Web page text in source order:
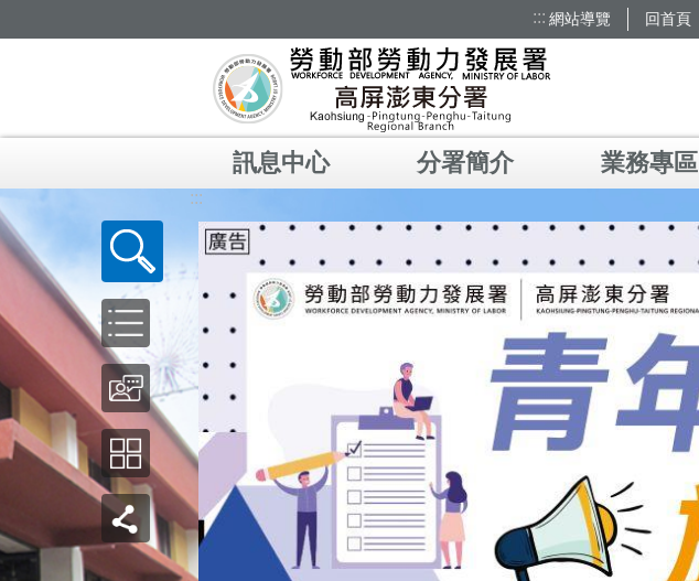
::: 網站導覽 回首頁
訊息中心 分署簡介 業務專區
:::